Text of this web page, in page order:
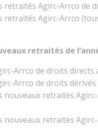
retraités Agirc-Arrco de
retraités Agirc-Arrco
retraités de
Arrco de droits directs
Arrco de droits dérivés
nouveaux retraités
nouveaux retraités